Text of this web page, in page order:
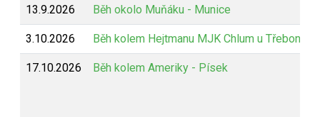
13.9.2026 Běh okolo Muňáku - Munice
3.10.2026 Běh kolem Hejtmanu MJK Chlum u Třeboně
17.10.2026 Běh kolem Ameriky - Písek